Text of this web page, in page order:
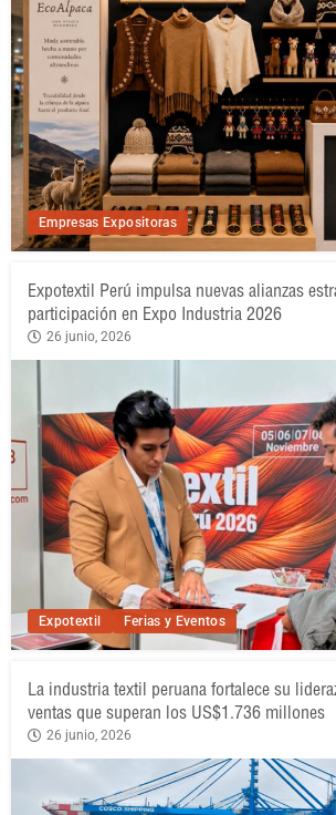
Empresas Expositoras
Expotextil Ferias y Eventos
Expotextil Perú impulsa nuevas alianzas
participación en Expo Industria 2026
26 junio, 2026
La industria textil peruana fortalece su
ventas que superan los US$1.736 millones
26 junio, 2026